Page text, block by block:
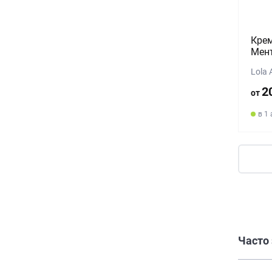
Lola
от
в 1